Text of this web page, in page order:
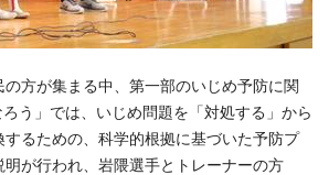
方が集まる中、第一部のいじめ予防に関
う」では、いじめ問題を「対処する」から
するための、科学的根拠に基づいた予防プ
明が行われ、岩隈選手とトレーナーの方